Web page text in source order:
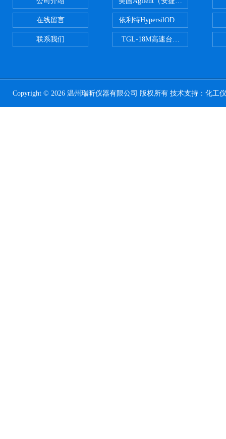
在线留言
联系我们
依利特HypersilODS2/C18/C8/
TGL-18M高速台式冷冻离心机
Copyright © 2026 温州瑞昕仪器有限公司 版权所有 技术支持： 化工